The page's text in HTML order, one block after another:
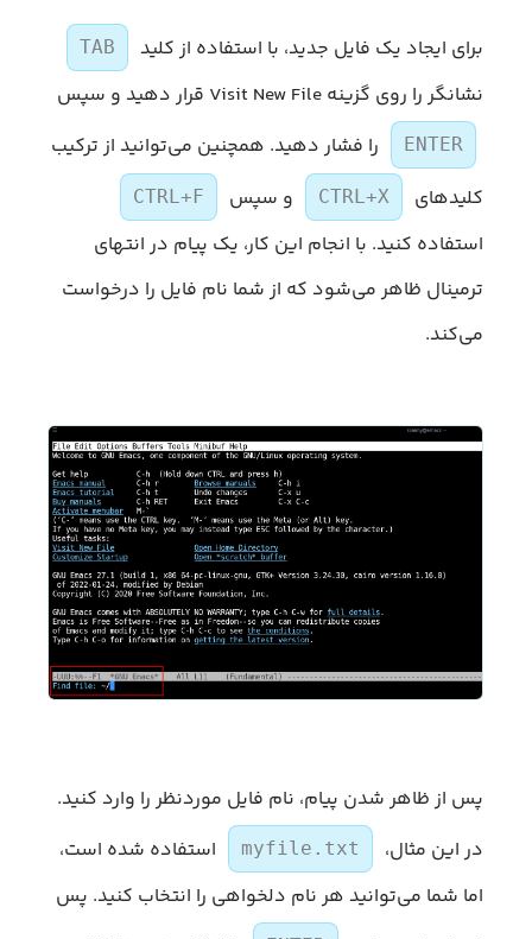
برای ایجاد یک فایل جدید، با استفاده از کلید TAB
نشانگر را روی گزینه Visit New File قرار دهید و سپس
ENTER
را فشار دهید. همچنین می‌توانید از ترکیب
کلیدهای
CTRL+X و سپس CTRL+F
استفاده کنید. با انجام این کار، یک پیام در انتهای
ترمینال ظاهر می‌شود که از شما نام فایل را درخواست
می‌کند.
پس از ظاهر شدن پیام، نام فایل موردنظر را وارد کنید.
در این مثال،
myfile.txt
استفاده شده است،
اما شما می‌توانید هر نام دلخواهی را انتخاب کنید. پس